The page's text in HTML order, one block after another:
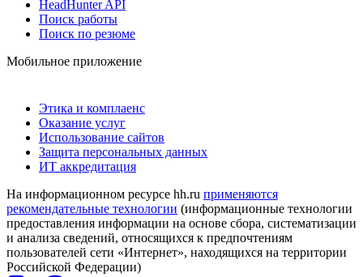
HeadHunter API
Поиск работы
Поиск по резюме
Мобильное приложение
Этика и комплаенс
Оказание услуг
Использование сайтов
Защита персональных данных
ИТ аккредитация
На информационном ресурсе hh.ru применяются
рекомендательные технологии (информационные технологии
предоставления информации на основе сбора, систематизации
и анализа сведений, относящихся к предпочтениям
пользователей сети «Интернет», находящихся на территории
Российской Федерации)